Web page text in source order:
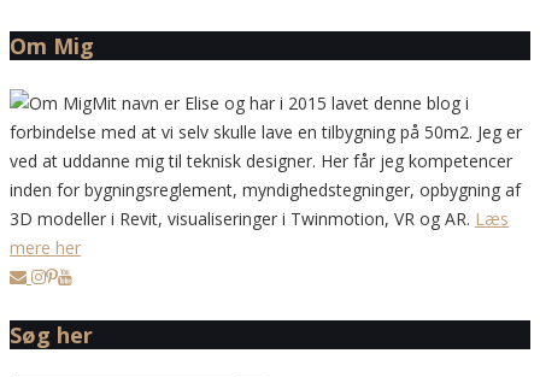
Om Mig
Mit navn er Elise og har i 2015 lavet denne blog i
forbindelse med at vi selv skulle lave en tilbygning på 50m2. Jeg er
ved at uddanne mig til teknisk designer. Her får jeg kompetencer
inden for bygningsreglement, myndighedstegninger, opbygning af
3D modeller i Revit, visualiseringer i Twinmotion, VR og AR. Læs
mere her
Søg her